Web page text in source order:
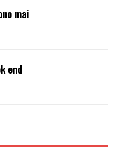
mai
end